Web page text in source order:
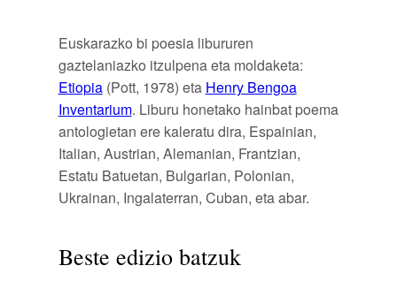
Euskarazko bi poesia libururen
gaztelaniazko itzulpena eta moldaketa:
Etiopia(Pott, 1978) eta Henry Bengoa
Inventarium. Liburu honetako hainbat poema
antologietan ere kaleratu dira, Espainian,
Italian, Austrian, Alemanian, Frantzian,
Estatu Batuetan, Bulgarian, Polonian,
Ukrainan, Ingalaterran, Cuban, eta abar.
Beste edizio batzuk